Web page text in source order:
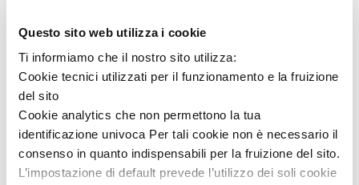
Questo sito web utilizza i cookie
Ti informiamo che il nostro sito utilizza:
Cookie tecnici utilizzati per il funzionamento e la fruizione
del sito
Cookie analytics che non permettono la tua
identificazione univoca Per tali cookie non è necessario il
consenso in quanto indispensabili per la fruizione del sito.
L’impostazione di default prevede l’utilizzo dei soli cookie